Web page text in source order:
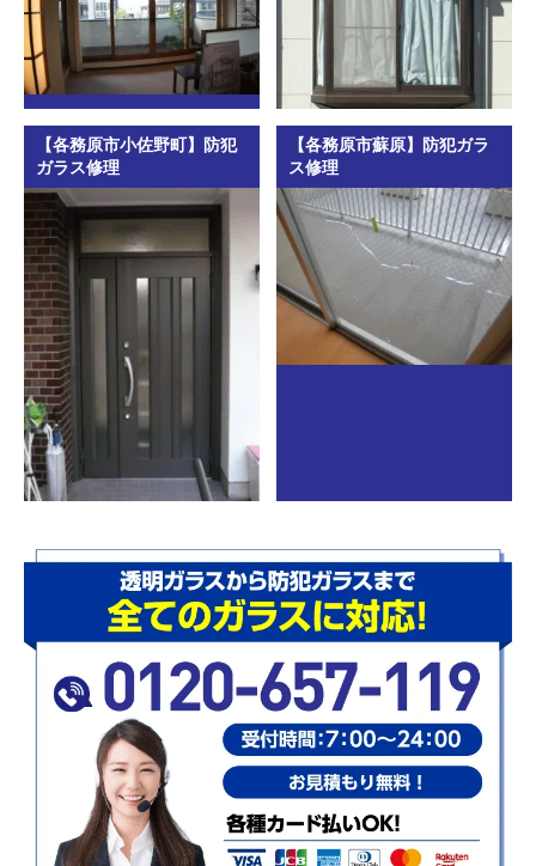
【各務原市小佐野町】防犯
ガラス修理
【各務原市蘇原】防犯ガラ
ス修理